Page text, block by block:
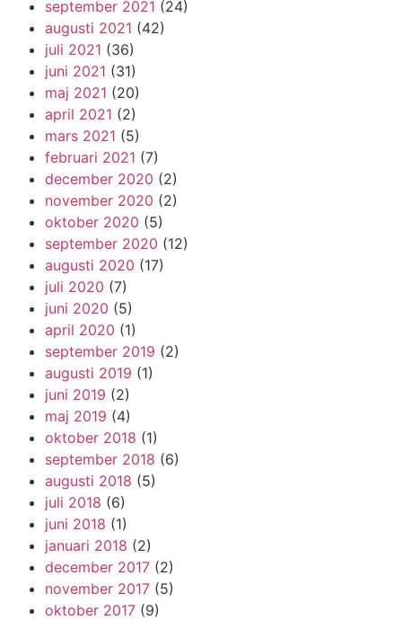
september 2021 (24)
augusti 2021 (42)
juli 2021 (36)
juni 2021 (31)
maj 2021 (20)
april 2021 (2)
mars 2021 (5)
februari 2021 (7)
december 2020 (2)
november 2020 (2)
oktober 2020 (5)
september 2020 (12)
augusti 2020 (17)
juli 2020 (7)
juni 2020 (5)
april 2020 (1)
september 2019 (2)
augusti 2019 (1)
juni 2019 (2)
maj 2019 (4)
oktober 2018 (1)
september 2018 (6)
augusti 2018 (5)
juli 2018 (6)
juni 2018 (1)
januari 2018 (2)
december 2017 (2)
november 2017 (5)
oktober 2017 (9)